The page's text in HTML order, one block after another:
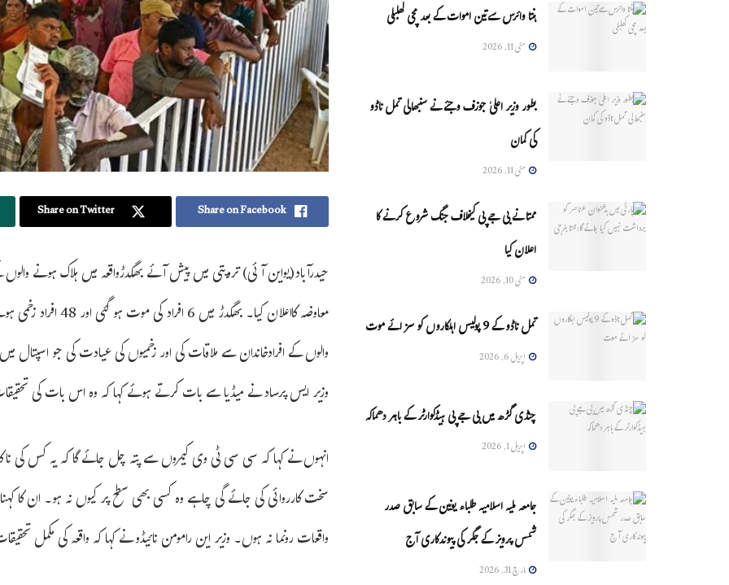
Share on Facebook
Share on Twitter
معاوضہ کااعلان
والوں کے افرادخاندان سے ملاقات کی اور زخمیوں کی عیادت کی جو اسپتال
وزیر ایس پرساد نے میڈیا سے بات کرتے ہوئے کہا کہ وہ اس بات کی
انہوں نے کہا کہ سی سی ٹی وی کیمروں سے پتہ چل جائے گا کہ یہ کس کی
سخت کارروائی کی جائے گی چاہے وہ کسی بھی سطح پر کیوں نہ ہو۔ ان کا
واقعات رونما نہ ہوں۔ وزیر این رامومن نائیڈو نے کہا کہ واقعہ کی مکمل
ہنتا وائرس سےتین اموات کے بعد مچی کھلبلی
مئی 11, 2026
بطور وزیر اعلیٰ جوزف وجئے نے سنبھالی تمل ناڈو
کی کمان
مئی 11, 2026
ممتا نے بی جے پی کیخلاف جنگ شروع کرنے کا
اعلان کیا
مئی 10, 2026
تمل ناڈو کے 9 پولیس اہلکاروں کو سزائے موت
اپریل 6, 2026
چنڈی گڑھ میں بی جے پی ہیڈکوارٹر کے باہر دھماکہ
اپریل 1, 2026
جامعہ ملیہ اسلامیہ طلباء یونین کے سابق صدر
شمس پرویز کے جگر کی پیوندکاری آج
مارچ 31, 2026